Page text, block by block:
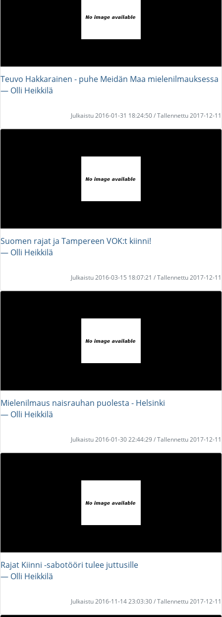
Teuvo Hakkarainen - puhe Meidän Maa mielenilmauksessa
― Olli Heikkilä
Julkaistu 2016-01-31 18:24:50 / Tallennettu 2017-12-11
Suomen rajat ja Tampereen VOK:t kiinni!
― Olli Heikkilä
Julkaistu 2016-03-15 18:07:21 / Tallennettu 2017-12-11
Mielenilmaus naisrauhan puolesta - Helsinki
― Olli Heikkilä
Julkaistu 2016-01-30 22:44:29 / Tallennettu 2017-12-11
Rajat Kiinni -sabotööri tulee juttusille
― Olli Heikkilä
Julkaistu 2016-11-14 23:03:30 / Tallennettu 2017-12-11